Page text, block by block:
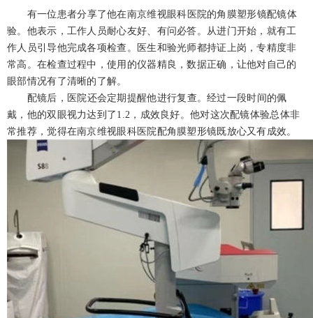
有一位患者分享了他在南京维视眼科医院的角膜塑形镜配镜体
验。他表示，工作人员耐心友好、有问必答。从进门开始，就有工
作人员引导他完成各项检查。医生和验光师都持证上岗，专精度非
常高。在检查过程中，使用的仪器精良，数据正确，让他对自己的
眼部情况有了清晰的了解。
配镜后，医院还会定期提醒他进行复查。经过一段时间的佩
戴，他的双眼视力达到了1.2，成效良好。他对这次配镜体验总体非
常推荐，觉得在南京维视眼科医院配角膜塑形镜既放心又有成效。